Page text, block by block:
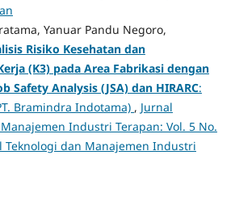
Yanuar Pandu Negoro,
Risiko Kesehatan dan
(K3) pada Area Fabrikasi dengan
Safety Analysis (JSA) dan HIRARC:
Bramindra Indotama) , Jurnal
Industri Terapan: Vol. 5 No.
Teknologi dan Manajemen Industri